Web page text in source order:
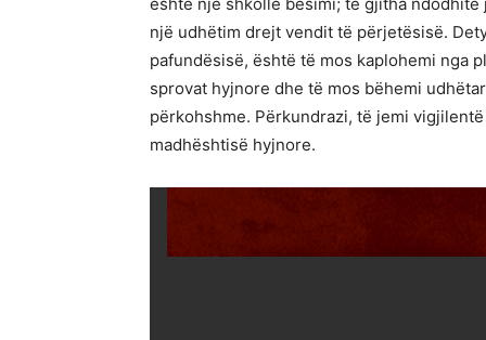
një udhëtim drejt vendit të përjetësisë.
pafundësisë, është të mos kaplohemi nga
sprovat hyjnore dhe të mos bëhemi
përkohshme. Përkundrazi, të jemi
madhështisë hyjnore.